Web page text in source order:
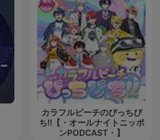
カラフルピーチのぴっちぴ
ち!!【・オールナイトニッポ
ンPODCAST・】